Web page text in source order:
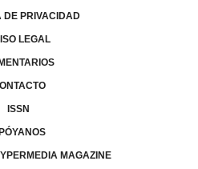
DE PRIVACIDAD
LEGAL
ISSN
MAGAZINE